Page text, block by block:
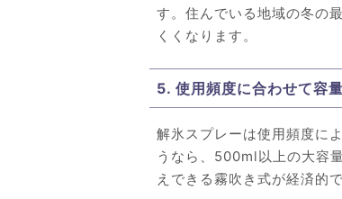
す。住んでいる地域の冬の
くくなります。
5. 使用頻度に合わせて容
解氷スプレーは使用頻度に
うなら、500ml以上の大容
えできる霧吹き式が経済的